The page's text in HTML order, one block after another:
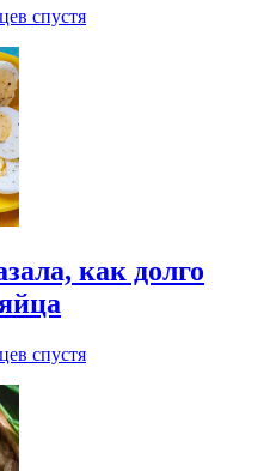
спустя
как долго
спустя